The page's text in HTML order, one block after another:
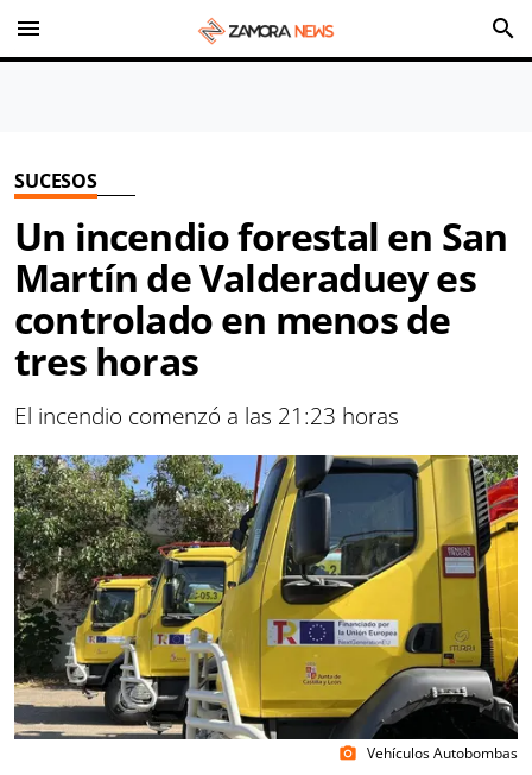
menu search
SUCESOS
Un incendio forestal en San
Martín de Valderaduey es
controlado en menos de
tres horas
El incendio comenzó a las 21:23 horas
photo_camera Vehículos Autobombas